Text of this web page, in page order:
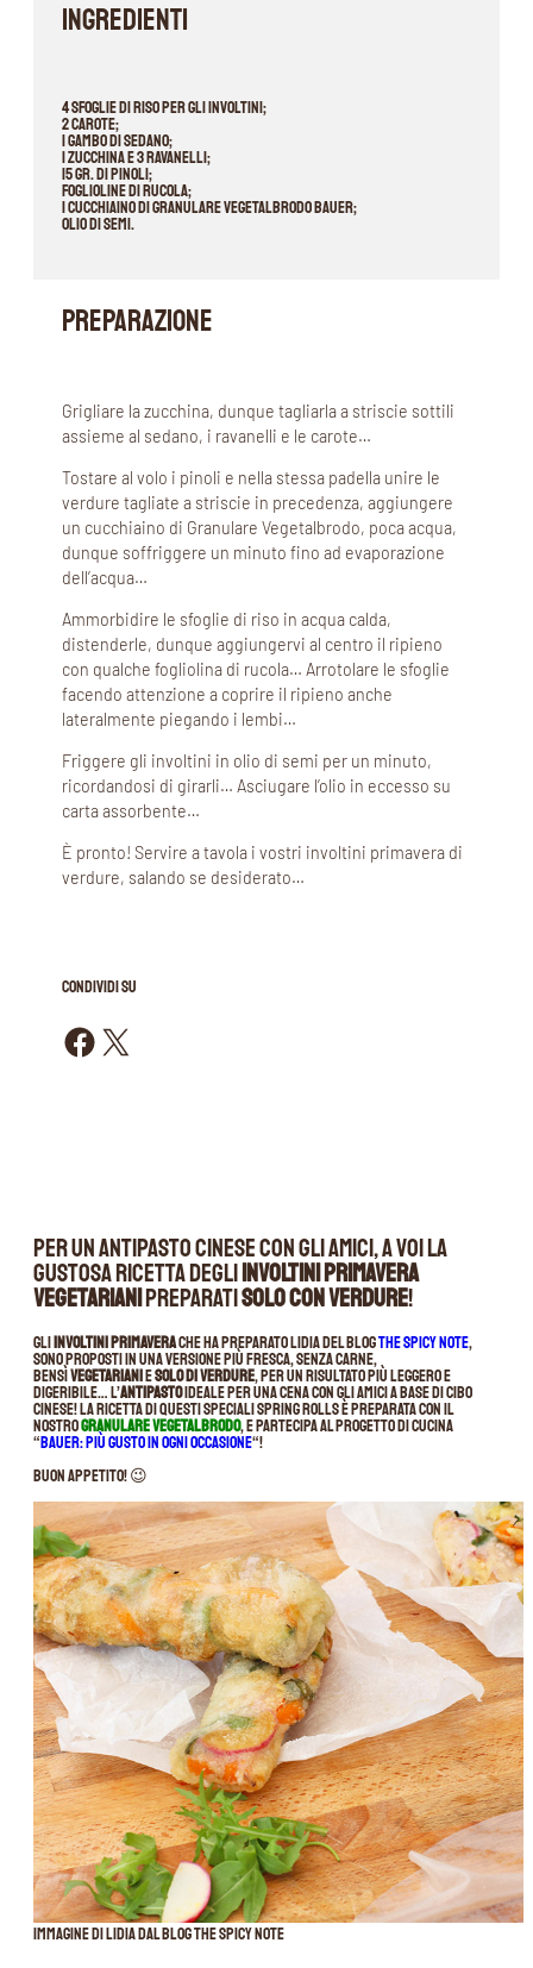
INGREDIENTI
4 sfoglie di riso per gli involtini;
2 carote;
1 gambo di sedano;
1 zucchina e 3 ravanelli;
15 gr. di pinoli;
Foglioline di rucola;
1 cucchiaino di Granulare Vegetalbrodo Bauer;
Olio di Semi.
PREPARAZIONE
Grigliare la zucchina, dunque tagliarla a striscie sottili
assieme al sedano, i ravanelli e le carote…
Tostare al volo i pinoli e nella stessa padella unire le
verdure tagliate a striscie in precedenza, aggiungere
un cucchiaino di Granulare Vegetalbrodo, poca acqua,
dunque soffriggere un minuto fino ad evaporazione
dell’acqua…
Ammorbidire le sfoglie di riso in acqua calda,
distenderle, dunque aggiungervi al centro il ripieno
con qualche fogliolina di rucola… Arrotolare le sfoglie
facendo attenzione a coprire il ripieno anche
lateralmente piegando i lembi…
Friggere gli involtini in olio di semi per un minuto,
ricordandosi di girarli… Asciugare l’olio in eccesso su
carta assorbente…
È pronto! Servire a tavola i vostri involtini primavera di
verdure, salando se desiderato…
CONDIVIDI SU
Condividi su Facebook Condividi su X
Per un antipasto cinese con gli amici, a voi la
gustosa ricetta degliinvoltini primavera
vegetarianipreparatisolo con verdure!
Gliinvoltini primaverache ha preparato Lidia del blogThe Spicy Note,
sono proposti in una versione più fresca, senza carne,
bensìvegetarianiesolo di verdure, per un risultato più leggero e
digeribile… L’antipastoideale per una cena con gli amici a base di cibo
cinese! La ricetta di questi speciali spring rolls è preparata con il
nostroGranulare Vegetalbrodo, e partecipa al progetto di cucina
“Bauer: più gusto in ogni occasione“!
Buon appetito! 😉
Immagine di lidia dal blog The Spicy Note